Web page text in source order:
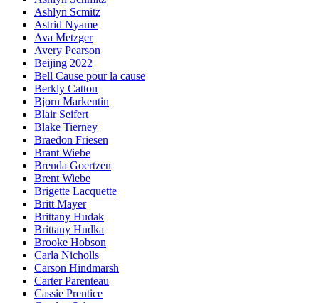
Ashlyn Scmitz
Astrid Nyame
Ava Metzger
Avery Pearson
Beijing 2022
Bell Cause pour la cause
Berkly Catton
Bjorn Markentin
Blair Seifert
Blake Tierney
Braedon Friesen
Brant Wiebe
Brenda Goertzen
Brent Wiebe
Brigette Lacquette
Britt Mayer
Brittany Hudak
Brittany Hudka
Brooke Hobson
Carla Nicholls
Carson Hindmarsh
Carter Parenteau
Cassie Prentice